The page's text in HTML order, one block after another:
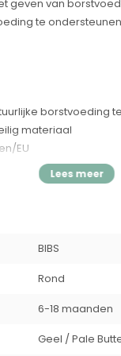
geven van
te
borstvoeding
materiaal
EU
en
tong toestaat om
lucht kan
natuurlijke wijze te
BIBS
Rond
6-18 maanden
Geel / Pale